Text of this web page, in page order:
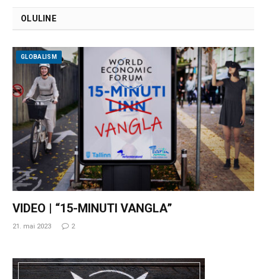
OLULINE
GLOBALISM
VIDEO | “15-MINUTI VANGLA”
21. mai 2023 2